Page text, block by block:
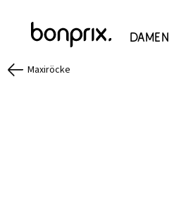
Damen
Maxiröcke